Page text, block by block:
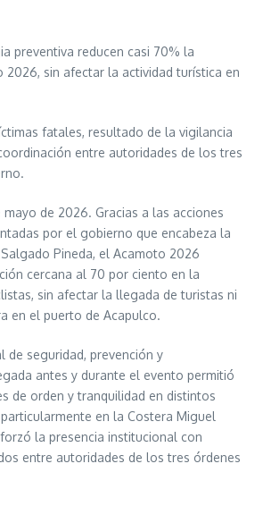
preventiva reducen casi 70% la
2026, sin afectar la actividad turística en
fatales, resultado de la vigilancia
entre autoridades de los tres
mayo de 2026. Gracias a las acciones
por el gobierno que encabeza la
Pineda, el Acamoto 2026
cercana al 70 por ciento en la
sin afectar la llegada de turistas ni
en el puerto de Acapulco.
de seguridad, prevención y
antes y durante el evento permitió
de orden y tranquilidad en distintos
en la Costera Miguel
la presencia institucional con
entre autoridades de los tres órdenes